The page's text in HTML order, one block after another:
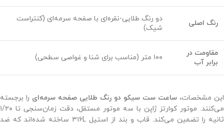
رنگ اصلی
دو رنگ طلایی-نقره‌ای با صفحه سرمه‌ای (کنتراست
شیک)
مقاومت در
برابر آب
۱۰۰ متر (مناسب برای شنا و غواصی سطحی)
این مشخصات، ساعت ست سیکو دو رنگ طلایی صفحه سرمه‌ای را برجسته
می‌کنند. موتور کوارتز ژاپن با سه موتور مستقل، دقت زمان‌سنجی تا ۱/۲۰
ثانیه را تضمین می‌کند. قاب و بند از استیل ۳۱۶L ساخته شده‌اند که ضد